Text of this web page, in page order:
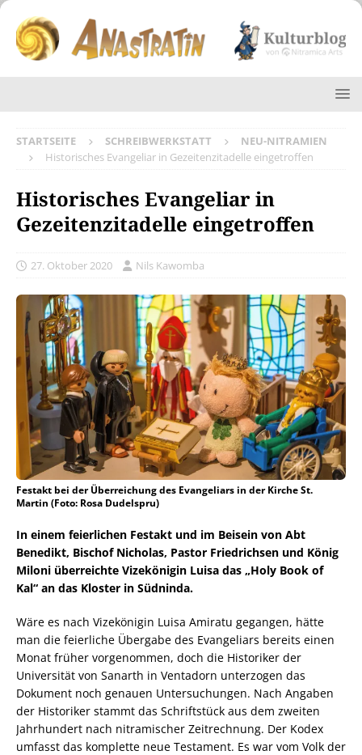
STARTSEITE SCHREIBWERKSTATT
NEU-NITRAMIEN
Historisches Evangeliar in Gezeitenzitadelle eingetroffen
Historisches Evangeliar in
Gezeitenzitadelle eingetroffen
27. Oktober 2020 Nils Kawomba
Festakt bei der Überreichung des Evangeliars in der Kirche St.
Martin (Foto: Rosa Dudelspru)
In einem feierlichen Festakt und im Beisein von Abt
Benedikt, Bischof Nicholas, Pastor Friedrichsen und König
Miloni überreichte Vizekönigin Luisa das „Holy Book of
Kal“ an das Kloster in Südninda.
Wäre es nach Vizekönigin Luisa Amiratu gegangen, hätte
man die feierliche Übergabe des Evangeliars bereits einen
Monat früher vorgenommen, doch die Historiker der
Universität von Sanarth in Ventadorn unterzogen das
Dokument noch genauen Untersuchungen. Nach Angaben
der Historiker stammt das Schriftstück aus dem zweiten
Jahrhundert nach nitramischer Zeitrechnung. Der Kodex
umfasst das komplette neue Testament. Es war vom Volk der